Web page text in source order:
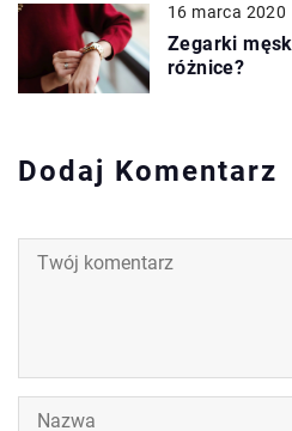
16 marca 2020
Zegarki
różnice?
Dodaj Komentarz